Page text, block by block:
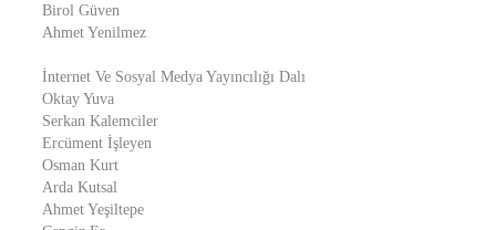
Birol Güven
Ahmet Yenilmez
İnternet Ve Sosyal Medya Yayıncılığı Dalı
Oktay Yuva
Serkan Kalemciler
Ercüment İşleyen
Osman Kurt
Arda Kutsal
Ahmet Yeşiltepe